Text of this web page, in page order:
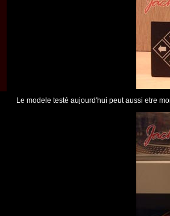
Le modele testé aujourd'hui peut aussi etre